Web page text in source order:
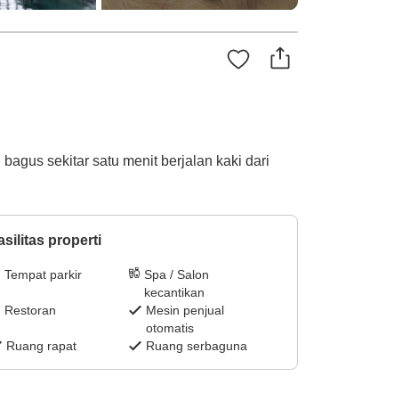
sekitar satu menit berjalan kaki dari
properti
Tempat parkir
Spa / Salon
kecantikan
Restoran
Mesin penjual
otomatis
Ruang rapat
Ruang serbaguna